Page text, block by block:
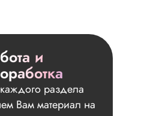
и
раздела
Вам материал на